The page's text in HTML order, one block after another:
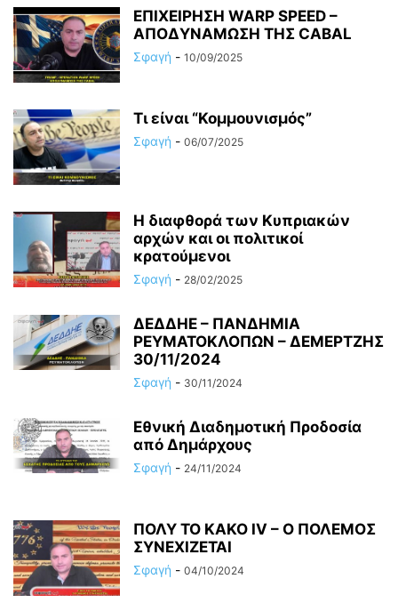
ΕΠΙΧΕΙΡΗΣΗ WARP SPEED –
ΑΠΟΔΥΝΑΜΩΣΗ ΤΗΣ CABAL
Σφαγή - 10/09/2025
Τι είναι “Κομμουνισμός”
Σφαγή - 06/07/2025
Η διαφθορά των Κυπριακών
αρχών και οι πολιτικοί
κρατούμενοι
Σφαγή - 28/02/2025
ΔΕΔΔΗΕ – ΠΑΝΔΗΜΙΑ
ΡΕΥΜΑΤΟΚΛΟΠΩΝ – ΔΕΜΕΡΤΖΗΣ
30/11/2024
Σφαγή - 30/11/2024
Εθνική Διαδημοτική Προδοσία
από Δημάρχους
Σφαγή - 24/11/2024
ΠΟΛΥ ΤΟ ΚΑΚΟ ΙV – Ο ΠΟΛΕΜΟΣ
ΣΥΝΕΧΙΖΕΤΑΙ
Σφαγή - 04/10/2024